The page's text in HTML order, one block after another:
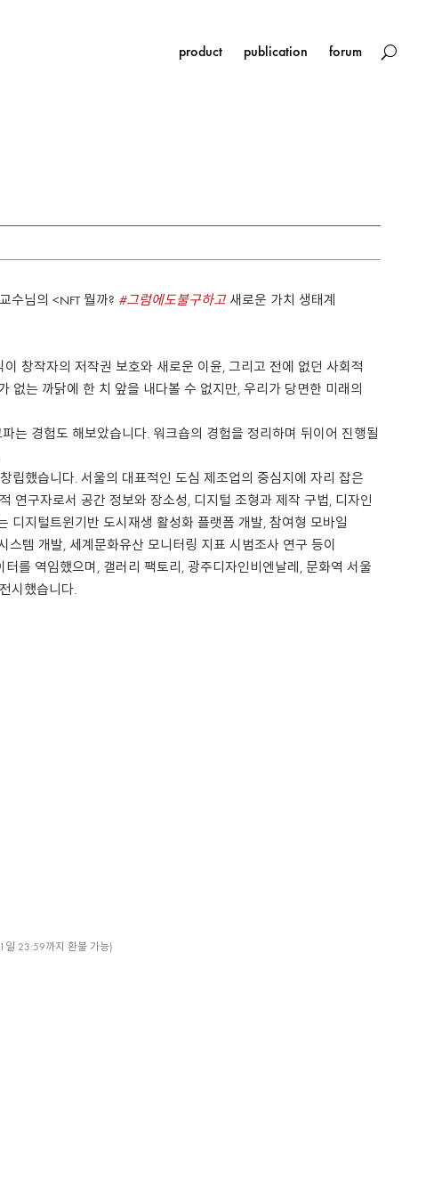
product publication forum
수님의 <NFT 뭘까? #그럼에도불구하고 새로운 가치 생태계
이 창작자의 저작권 보호와 새로운 이윤,그리고 전에 없던 사회적
없는 까닭에 한 치 앞을 내다볼 수 없지만,우리가 당면한 미래의
는 경험도 해보았습니다. 워크숍의 경험을 정리하며 뒤이어 진행될
립했습니다. 서울의 대표적인 도심 제조업의 중심지에 자리 잡은
연구자로서 공간 정보와 장소성, 디지털 조형과 제작 구법, 디자인
디지털트윈기반 도시재생 활성화 플랫폼 개발, 참여형 모바일
템 개발, 세계문화유산 모니터링 지표 시범조사 연구 등이
를 역임했으며, 갤러리 팩토리, 광주디자인비엔날레, 문화역 서울
시했습니다.
일 23:59까지 환불 가능)